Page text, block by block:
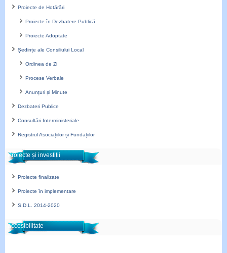
Proiecte de Hotărâri
Proiecte în Dezbatere Publică
Proiecte Adoptate
Ședințe ale Consiliului Local
Ordinea de Zi
Procese Verbale
Anunțuri și Minute
Dezbateri Publice
Consultări Interministeriale
Registrul Asociațiilor și Fundațiilor
Proiecte și investiții
Proiecte finalizate
Proiecte în implementare
S.D.L. 2014-2020
accesibilitate